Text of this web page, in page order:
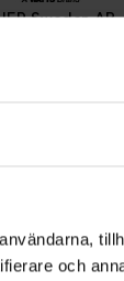
och
Sweden AB